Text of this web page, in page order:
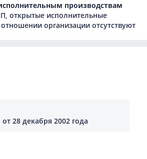
производствам
открытые исполнительные
организации отсутствуют
от 28 декабря 2002 года